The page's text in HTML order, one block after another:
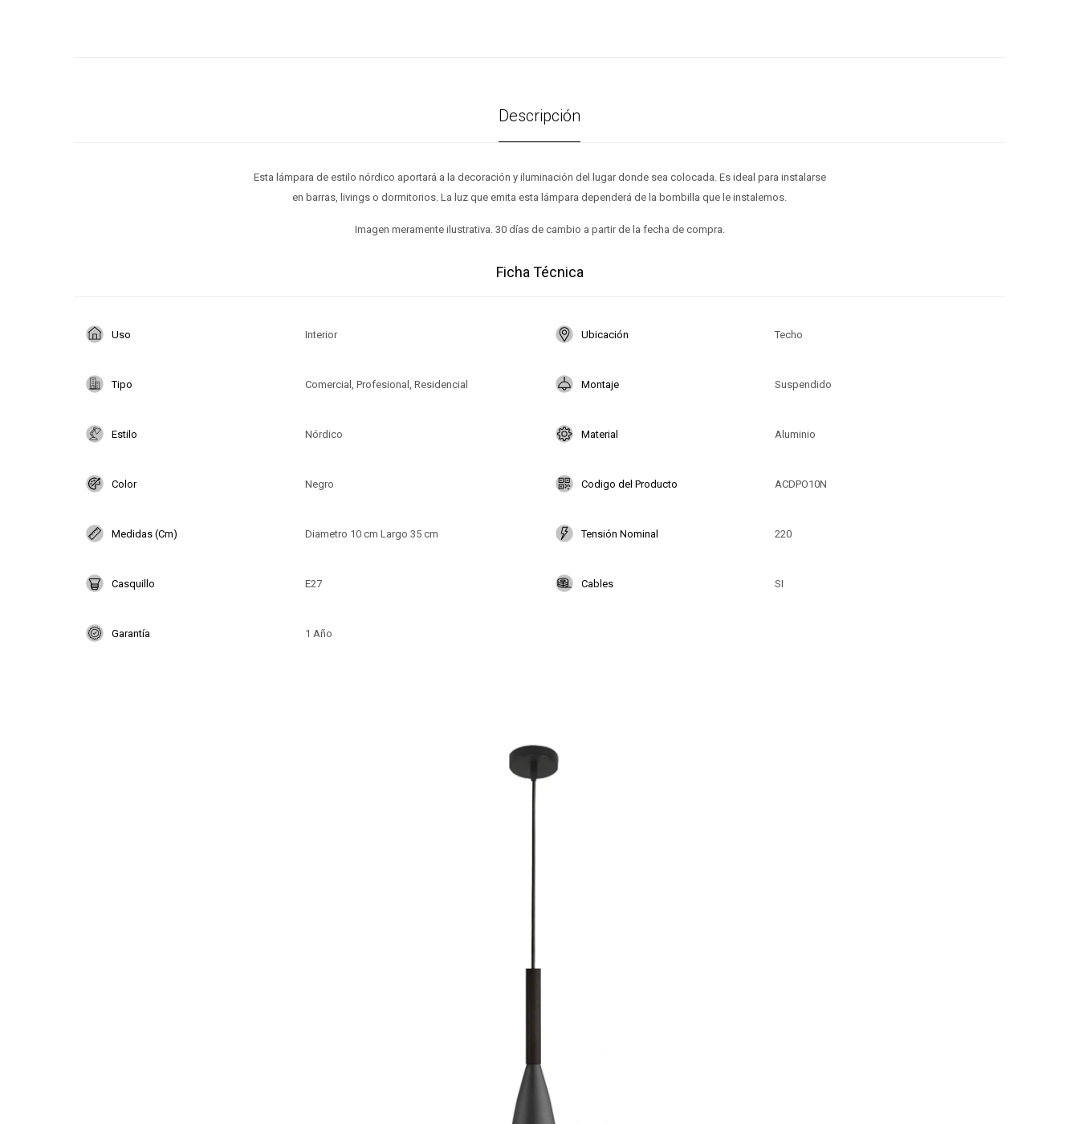
Descripción
Esta lámpara de estilo nórdico aportará a la decoración y iluminación del lugar donde sea colocada. Es ideal para instalarse
en barras, livings o dormitorios. La luz que emita esta lámpara dependerá de la bombilla que le instalemos.
Imagen meramente ilustrativa. 30 días de cambio a partir de la fecha de compra.
Ficha Técnica
Uso Interior Ubicación Techo
Tipo Comercial, Profesional, Residencial Montaje Suspendido
Estilo Nórdico Material Aluminio
Color Negro Codigo del Producto ACDPO10N
Medidas (Cm) Diametro 10 cm Largo 35 cm Tensión Nominal 220
Casquillo E27 Cables SI
Garantía 1 Año